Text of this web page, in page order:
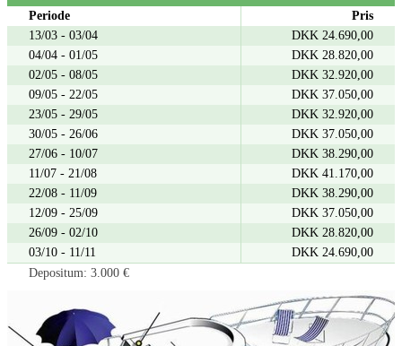
Periode
Pris
13/03 - 03/04
DKK 24.690,00
04/04 - 01/05
DKK 28.820,00
02/05 - 08/05
DKK 32.920,00
09/05 - 22/05
DKK 37.050,00
23/05 - 29/05
DKK 32.920,00
30/05 - 26/06
DKK 37.050,00
27/06 - 10/07
DKK 38.290,00
11/07 - 21/08
DKK 41.170,00
22/08 - 11/09
DKK 38.290,00
12/09 - 25/09
DKK 37.050,00
26/09 - 02/10
DKK 28.820,00
03/10 - 11/11
DKK 24.690,00
Depositum: 3.000 €